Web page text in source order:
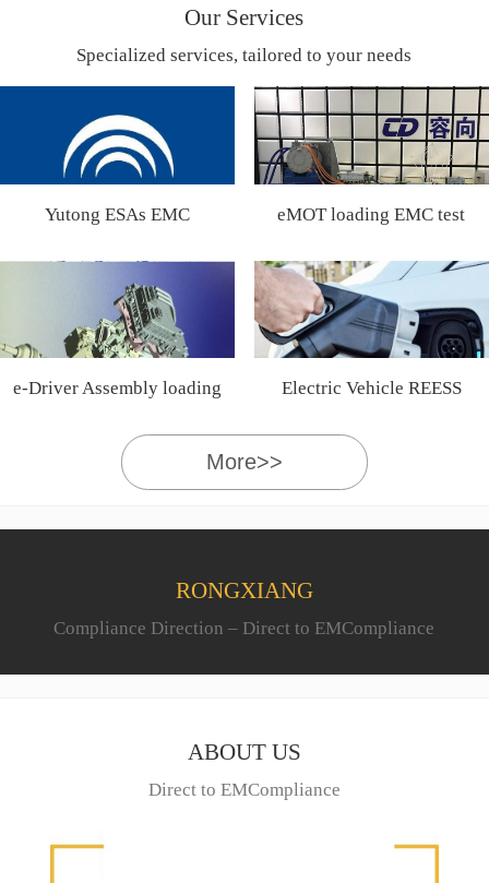
Our Services
Specialized services, tailored to your needs
Yutong ESAs EMC
eMOT loading EMC test
e-Driver Assembly loading
Electric Vehicle REESS
More>>
RONGXIANG
Compliance Direction – Direct to EMCompliance
ABOUT US
Direct to EMCompliance